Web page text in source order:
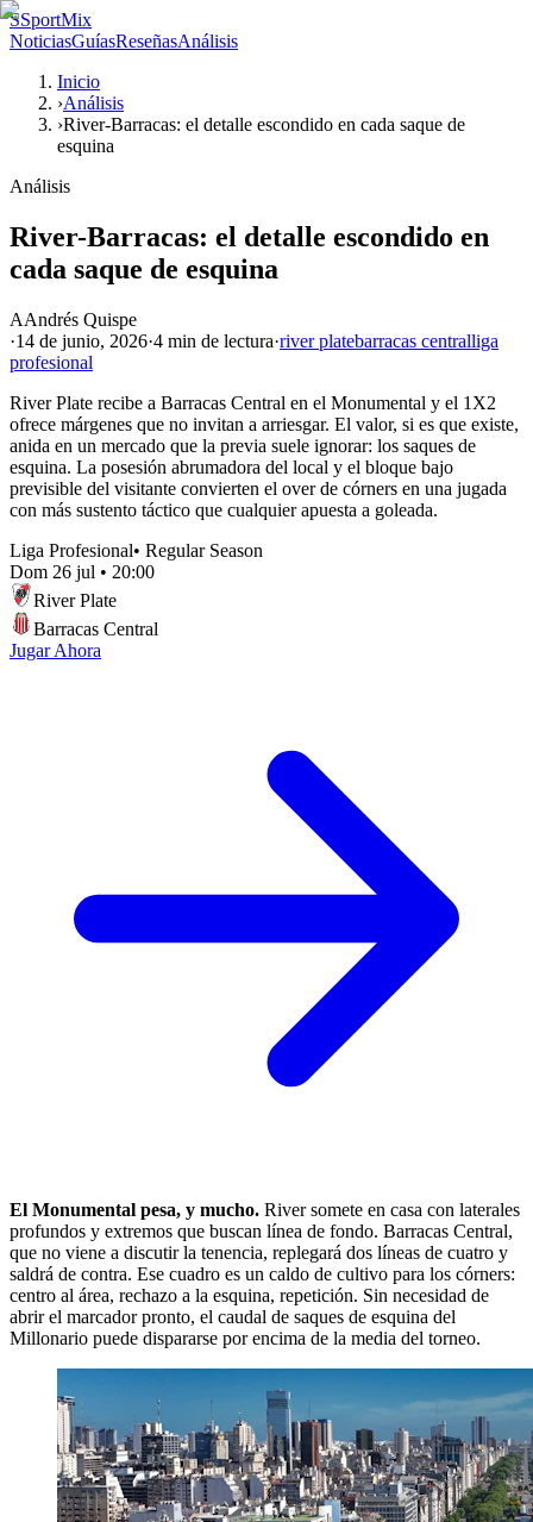
SSportMix
NoticiasGuíasReseñasAnálisis
Inicio
›Análisis
›River-Barracas: el detalle escondido en cada saque de
esquina
Análisis
River-Barracas: el detalle escondido en
cada saque de esquina
AAndrés Quispe
·14 de junio, 2026·4 min de lectura·river platebarracas centralliga
profesional
River Plate recibe a Barracas Central en el Monumental y el 1X2
ofrece márgenes que no invitan a arriesgar. El valor, si es que existe,
anida en un mercado que la previa suele ignorar: los saques de
esquina. La posesión abrumadora del local y el bloque bajo
previsible del visitante convierten el over de córners en una jugada
con más sustento táctico que cualquier apuesta a goleada.
Liga Profesional• Regular Season
Dom 26 jul • 20:00
River Plate
Barracas Central
Jugar Ahora
El Monumental pesa, y mucho. River somete en casa con laterales
profundos y extremos que buscan línea de fondo. Barracas Central,
que no viene a discutir la tenencia, replegará dos líneas de cuatro y
saldrá de contra. Ese cuadro es un caldo de cultivo para los córners:
centro al área, rechazo a la esquina, repetición. Sin necesidad de
abrir el marcador pronto, el caudal de saques de esquina del
Millonario puede dispararse por encima de la media del torneo.